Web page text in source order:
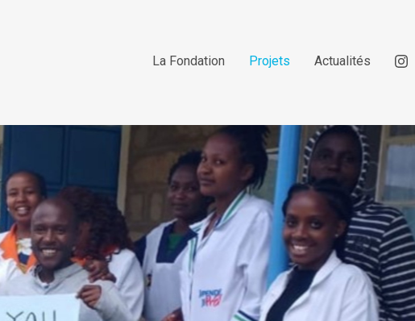
La Fondation Projets Actualités